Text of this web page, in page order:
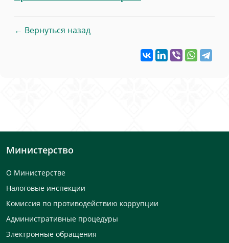
← Вернуться назад
Министерство
О Министерстве
Налоговые инспекции
Комиссия по противодействию коррупции
Административные процедуры
Электронные обращения